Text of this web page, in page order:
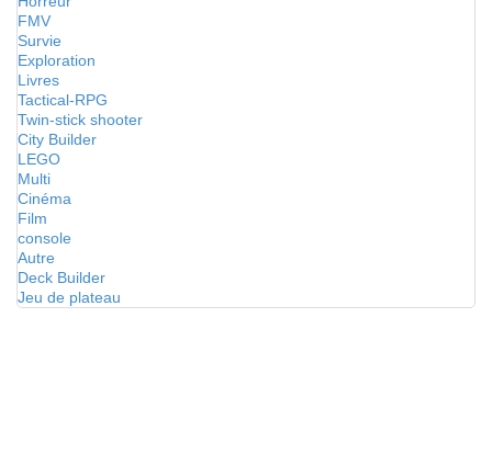
FMV
Survie
Exploration
Livres
Tactical-RPG
Twin-stick shooter
City Builder
LEGO
Multi
Cinéma
Film
console
Autre
Deck Builder
Jeu de plateau